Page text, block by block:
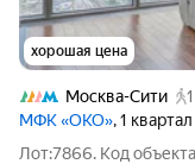
хорошая цена
Москва-Сити
МФК «ОКО», 1
Лот:7866. Код